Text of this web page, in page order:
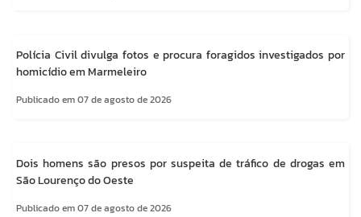
Polícia Civil divulga fotos e procura foragidos investigados por
homicídio em Marmeleiro
Publicado em 07 de agosto de 2026
Dois homens são presos por suspeita de tráfico de drogas em
São Lourenço do Oeste
Publicado em 07 de agosto de 2026